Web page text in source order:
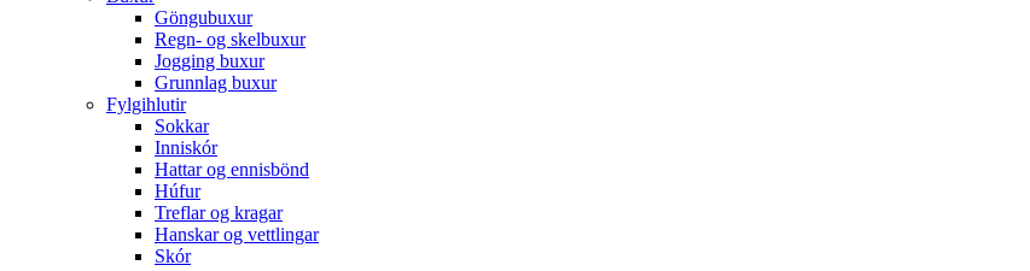
Göngubuxur
Regn- og skelbuxur
Jogging buxur
Grunnlag buxur
Fylgihlutir
Sokkar
Inniskór
Hattar og ennisbönd
Húfur
Treflar og kragar
Hanskar og vettlingar
Skór